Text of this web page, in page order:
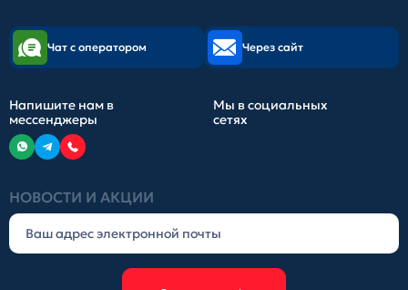
НОВОСТИ И АКЦИИ
Чат с оператором Через сайт
Напишите нам в
мессенджеры
Мы в социальных
сетях